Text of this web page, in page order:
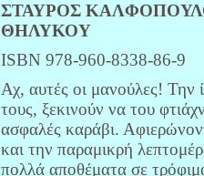
ΣΤΑΥΡΟΣ
ΘΗΛΥΚΟΥ
ISBN 978-960-8338-86-9
Αχ, αυτές οι μανούλες! Την
τους, ξεκινούν να του
ασφαλές καράβι.
και την παραμικρή
πολλά αποθέματα σε